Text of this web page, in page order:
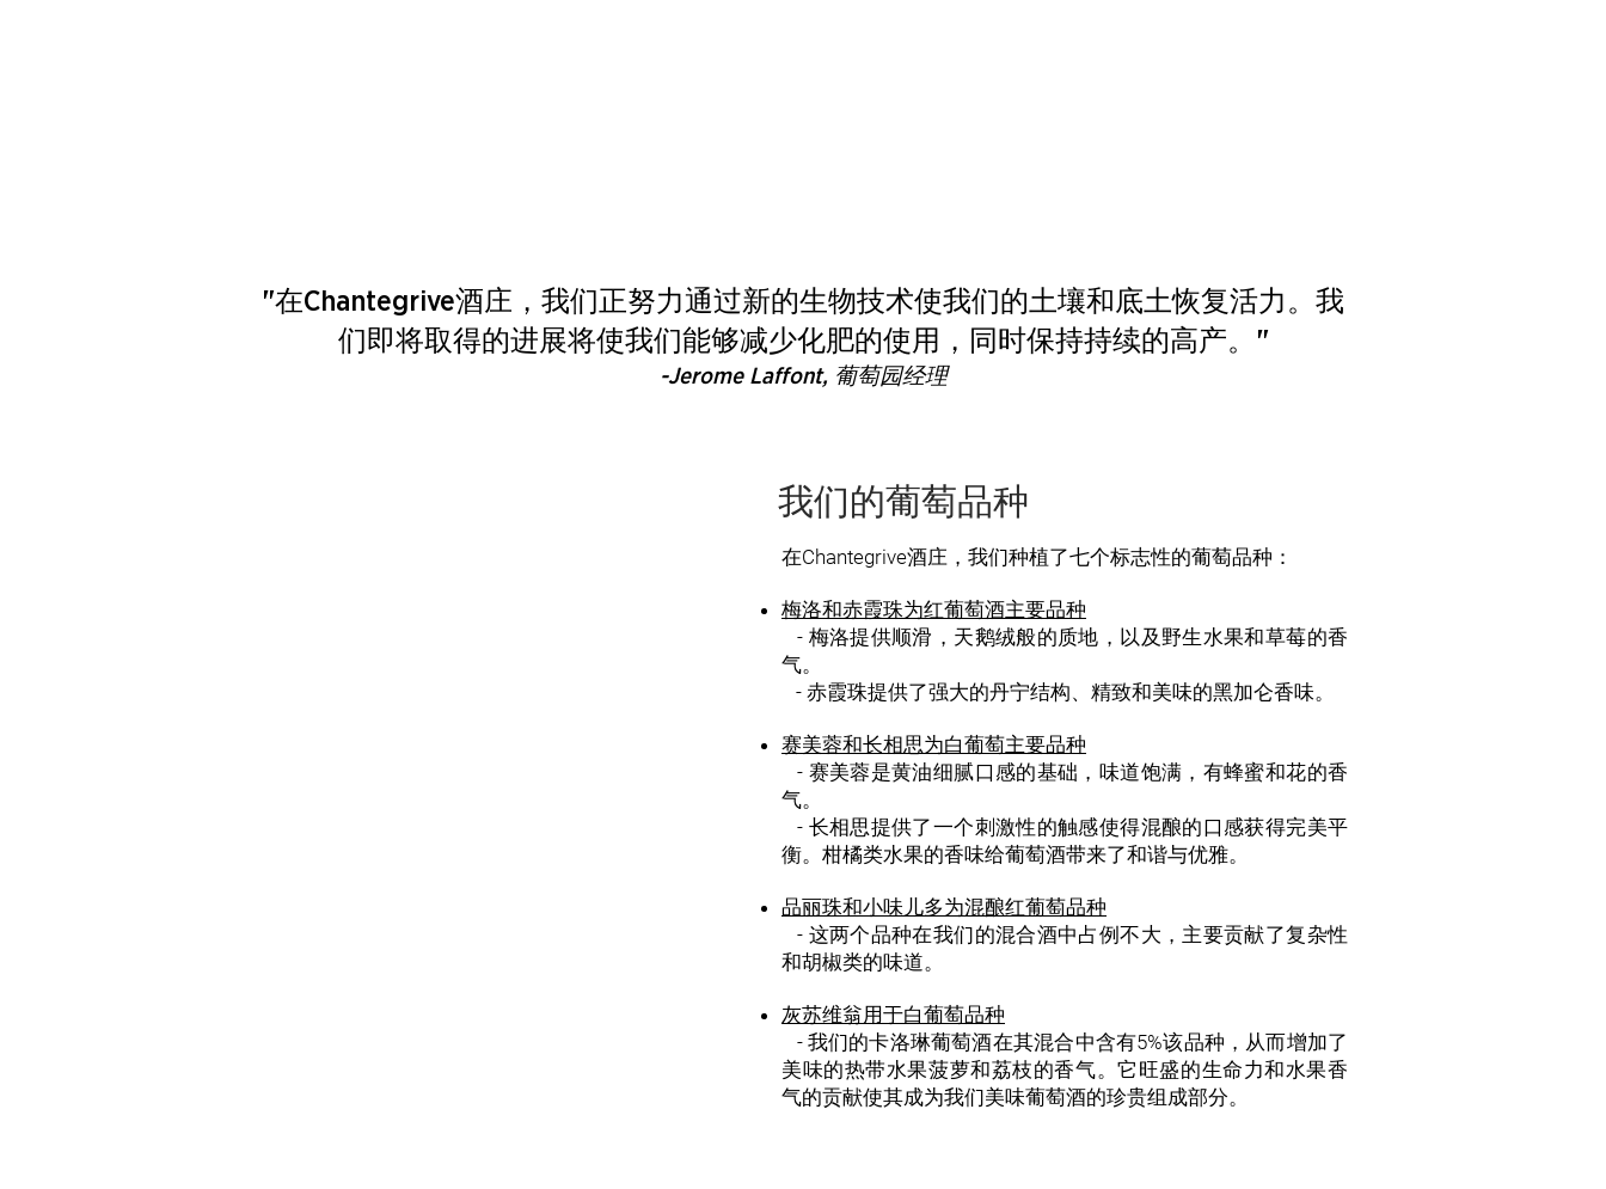
"在Chantegrive酒庄，我们正努力通过新的生物技术使我们的土壤和底土恢复活力。我
们即将取得的进展将使我们能够减少化肥的使用，同时保持持续的高产。"
-Jerome Laffont, 葡萄园经理
我们的葡萄品种
在Chantegrive酒庄，我们种植了七个标志性的葡萄品种：
梅洛和赤霞珠为红葡萄酒主要品种
- 梅洛提供顺滑，天鹅绒般的质地，以及野生水果和草莓的香
气。
- 赤霞珠提供了强大的丹宁结构、精致和美味的黑加仑香味。
赛美蓉和长相思为白葡萄主要品种
- 赛美蓉是黄油细腻口感的基础，味道饱满，有蜂蜜和花的香
气。
- 长相思提供了一个刺激性的触感使得混酿的口感获得完美平
衡。柑橘类水果的香味给葡萄酒带来了和谐与优雅。
品丽珠和小味儿多为混酿红葡萄品种
- 这两个品种在我们的混合酒中占例不大，主要贡献了复杂性
和胡椒类的味道。
灰苏维翁用于白葡萄品种
- 我们的卡洛琳葡萄酒在其混合中含有5%该品种，从而增加了
美味的热带水果菠萝和荔枝的香气。它旺盛的生命力和水果香
气的贡献使其成为我们美味葡萄酒的珍贵组成部分。